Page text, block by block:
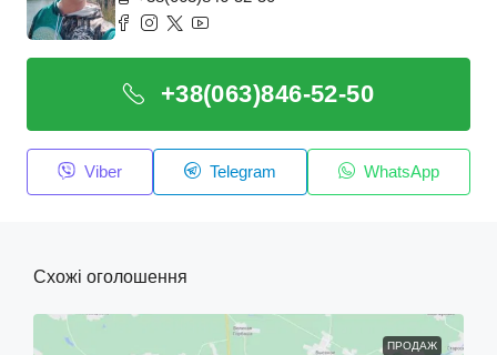
+38(063)846-52-50
Viber Telegram WhatsApp
Схожі оголошення
ПРОДАЖ